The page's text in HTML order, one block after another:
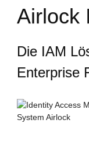
Airlock
Die IAM
Enterprise